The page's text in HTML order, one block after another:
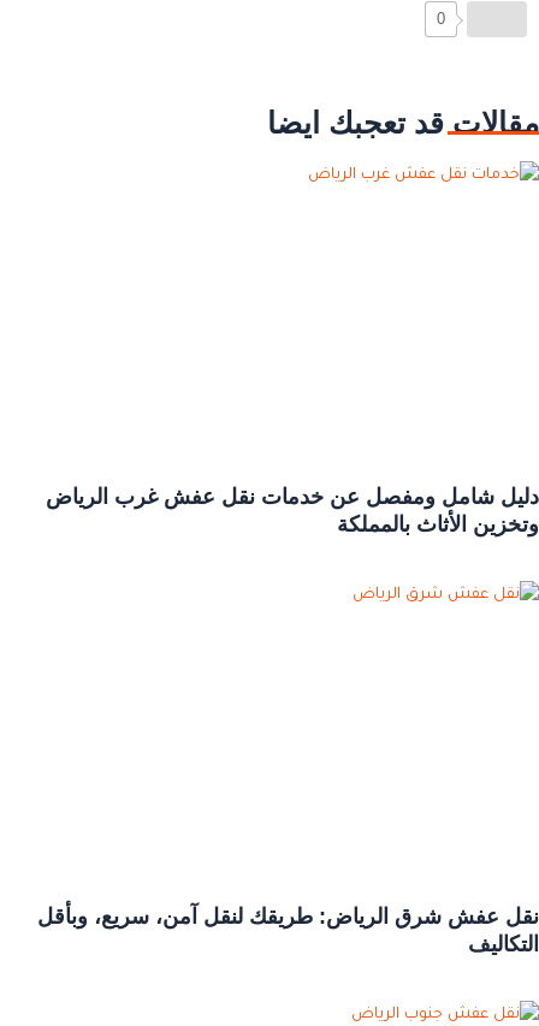
0
مقالات قد تعجبك ايضا
دليل شامل ومفصل عن خدمات نقل عفش غرب الرياض
وتخزين الأثاث بالمملكة
نقل عفش شرق الرياض: طريقك لنقل آمن، سريع، وبأقل
التكاليف